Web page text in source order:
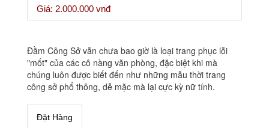
Giá: 2.000.000 vnđ
Đầm Công Sở vẫn chưa bao giờ là loại trang phục lỗi
"mốt" của các cô nàng văn phòng, đặc biệt khi mà
chúng luôn được biết đến như những mẫu thời trang
công sở phổ thông, dễ mặc mà lại cực kỳ nữ tính.